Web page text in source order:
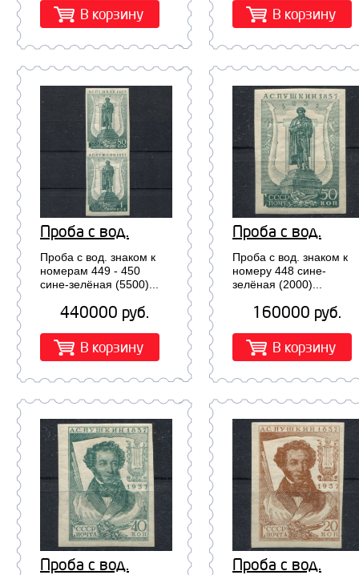
В корзину В корзину
Проба с вод.
знаком к номерам
449 - 450 сине-
зелёная (5500)
Проба с вод. знаком к
номерам 449 - 450
сине-зелёная (5500)...
440000 руб.
В корзину
Проба с вод.
знаком к номеру
448 сине-зелёная
(2000)
Проба с вод. знаком к
номеру 448 сине-
зелёная (2000)...
160000 руб.
В корзину
Проба с вод.
Проба с вод.